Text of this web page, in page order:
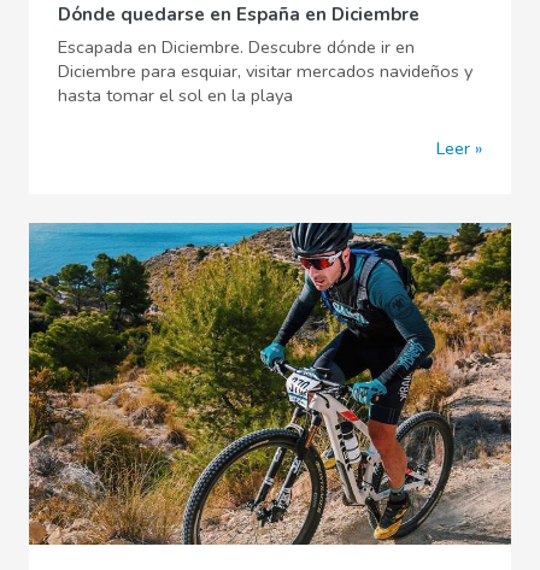
Dónde quedarse en España en Diciembre
Escapada en Diciembre. Descubre dónde ir en
Diciembre para esquiar, visitar mercados navideños y
hasta tomar el sol en la playa
Leer